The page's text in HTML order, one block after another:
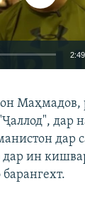
240p 360p
720p 1080p
2:49
Маҳмадов,
дар
дар
ин